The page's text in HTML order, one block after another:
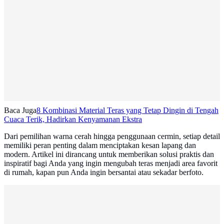
Baca Juga8 Kombinasi Material Teras yang Tetap Dingin di Tengah
Cuaca Terik, Hadirkan Kenyamanan Ekstra
Dari pemilihan warna cerah hingga penggunaan cermin, setiap detail
memiliki peran penting dalam menciptakan kesan lapang dan
modern. Artikel ini dirancang untuk memberikan solusi praktis dan
inspiratif bagi Anda yang ingin mengubah teras menjadi area favorit
di rumah, kapan pun Anda ingin bersantai atau sekadar berfoto.